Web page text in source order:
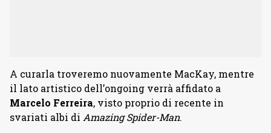
A curarla troveremo nuovamente MacKay, mentre
il lato artistico dell’ongoing verrà affidato a
Marcelo Ferreira, visto proprio di recente in
svariati albi di Amazing Spider-Man.